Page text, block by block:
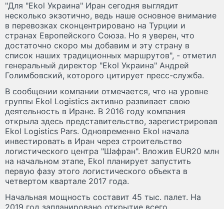
"Для "Ekol Украина" Иран сегодня выглядит
несколько экзотично, ведь наше основное внимание
в перевозках сконцентрировано на Турции и
странах Европейского Союза. Но я уверен, что
достаточно скоро мы добавим и эту страну в
список наших традиционных маршрутов", - отметил
генеральный директор "Ekol Украина" Андрей
Голимбовский, которого цитирует пресс-служба.
В сообщении компании отмечается, что на уровне
группы Ekol Logistics активно развивает свою
деятельность в Иране. В 2016 году компания
открыла здесь представительство, зарегистрировав
Ekol Logistics Pars. Одновременно Ekol начала
инвестировать в Иран через строительство
логистического центра "Шафран". Вложив EUR20 млн
на начальном этапе, Ekol планирует запустить
первую фазу этого логистического объекта в
четвертом квартале 2017 года.
Начальная мощность составит 45 тыс. палет. На